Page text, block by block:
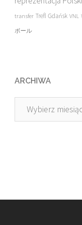
transfer Trefl Gdańsk VNL
ボール
ARCHIWA
Archiwa